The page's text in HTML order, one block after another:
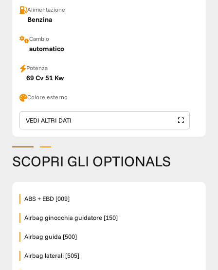
Alimentazione
Benzina
Cambio
automatico
Potenza
69 Cv 51 Kw
Colore esterno
VEDI ALTRI DATI
SCOPRI GLI OPTIONALS
ABS + EBD [009]
Airbag ginocchia guidatore [150]
Airbag guida [500]
Airbag laterali [505]